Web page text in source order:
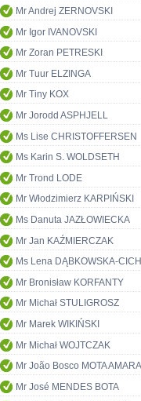
Mr Andrej ZERNOVSKI
Mr Igor IVANOVSKI
Mr Zoran PETRESKI
Mr Tuur ELZINGA
Mr Tiny KOX
Mr Jorodd ASPHJELL
Ms Lise CHRISTOFFERSEN
Ms Karin S. WOLDSETH
Mr Trond LODE
Mr Włodzimierz KARPIŃSKI
Ms Danuta JAZŁOWIECKA
Mr Jan KAŹMIERCZAK
Ms Lena DĄBKOWSKA-
Mr Bronisław KORFANTY
Mr Michał STULIGROSZ
Mr Marek WIKIŃSKI
Mr Michał WOJTCZAK
Mr João Bosco MOTA
Mr José MENDES BOTA